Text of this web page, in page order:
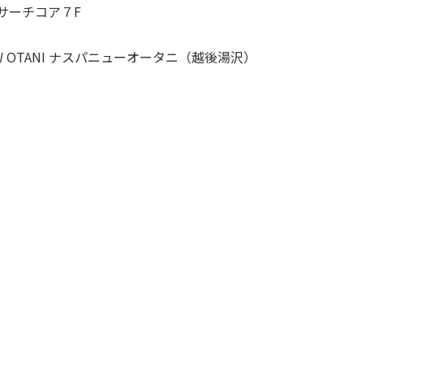
ーチコア７F
ナスパニューオータニ（越後湯沢）